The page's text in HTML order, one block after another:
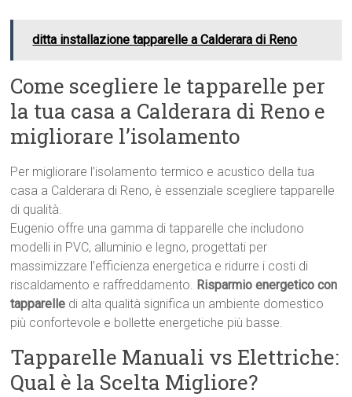
ditta installazione tapparelle a Calderara di Reno
Come scegliere le tapparelle per
la tua casa a Calderara di Reno e
migliorare l’isolamento
Per migliorare l’isolamento termico e acustico della tua
casa a Calderara di Reno, è essenziale scegliere tapparelle
di qualità.
Eugenio offre una gamma di tapparelle che includono
modelli in PVC, alluminio e legno, progettati per
massimizzare l’efficienza energetica e ridurre i costi di
riscaldamento e raffreddamento. Risparmio energetico con
tapparelle di alta qualità significa un ambiente domestico
più confortevole e bollette energetiche più basse.
Tapparelle Manuali vs Elettriche:
Qual è la Scelta Migliore?